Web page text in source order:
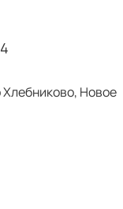
Новое